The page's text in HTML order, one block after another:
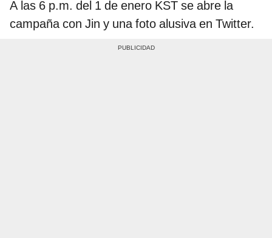
A las 6 p.m. del 1 de enero KST se abre la
campaña con Jin y una foto alusiva en Twitter.